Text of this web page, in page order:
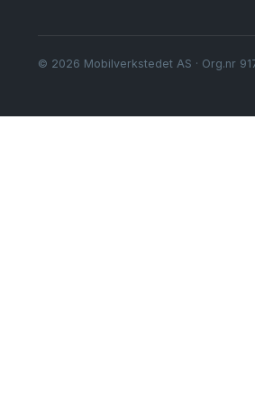
© 2026 Mobilverkstedet AS · Org.nr